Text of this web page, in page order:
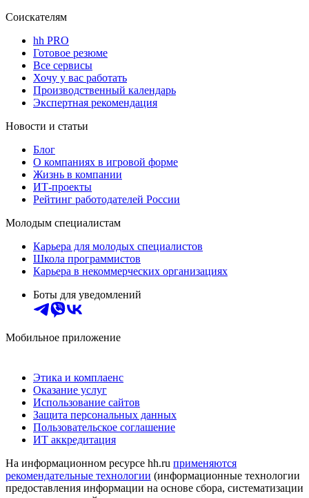
Соискателям
hh PRO
Готовое резюме
Все сервисы
Хочу у вас работать
Производственный календарь
Экспертная рекомендация
Новости и статьи
Блог
О компаниях в игровой форме
Жизнь в компании
ИТ-проекты
Рейтинг работодателей России
Молодым специалистам
Карьера для молодых специалистов
Школа программистов
Карьера в некоммерческих организациях
Боты для уведомлений
Мобильное приложение
Этика и комплаенс
Оказание услуг
Использование сайтов
Защита персональных данных
Пользовательское соглашение
ИТ аккредитация
На информационном ресурсе hh.ru применяются
рекомендательные технологии (информационные технологии
предоставления информации на основе сбора, систематизации